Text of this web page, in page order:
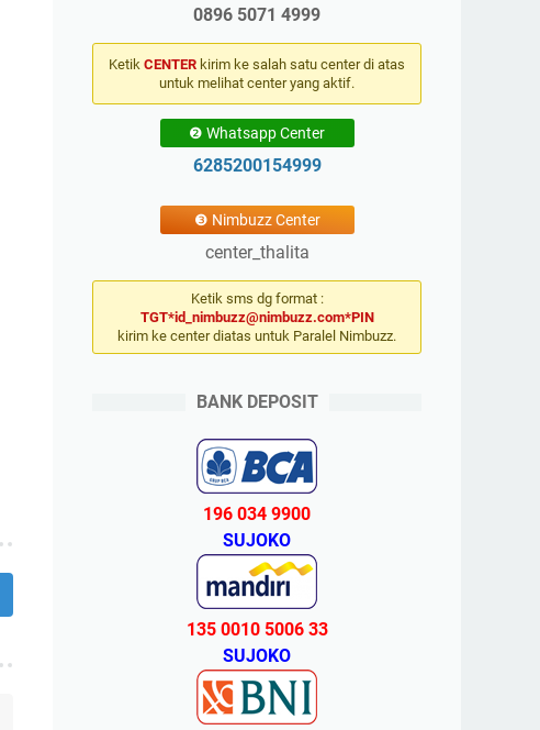
0896 5071 4999
Ketik CENTER kirim ke salah satu center di atas
untuk melihat center yang aktif.
❷ Whatsapp Center
6285200154999
❸ Nimbuzz Center
center_thalita
Ketik sms dg format :
TGT*id_nimbuzz@nimbuzz.com*PIN
kirim ke center diatas untuk Paralel Nimbuzz.
BANK DEPOSIT
196 034 9900
SUJOKO
135 0010 5006 33
SUJOKO